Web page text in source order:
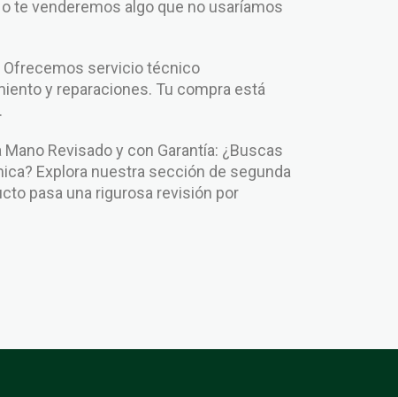
te venderemos algo que no usaríamos
Ofrecemos servicio técnico
y reparaciones. Tu compra está
Revisado y con Garantía: ¿Buscas
Explora nuestra sección de segunda
pasa una rigurosa revisión por